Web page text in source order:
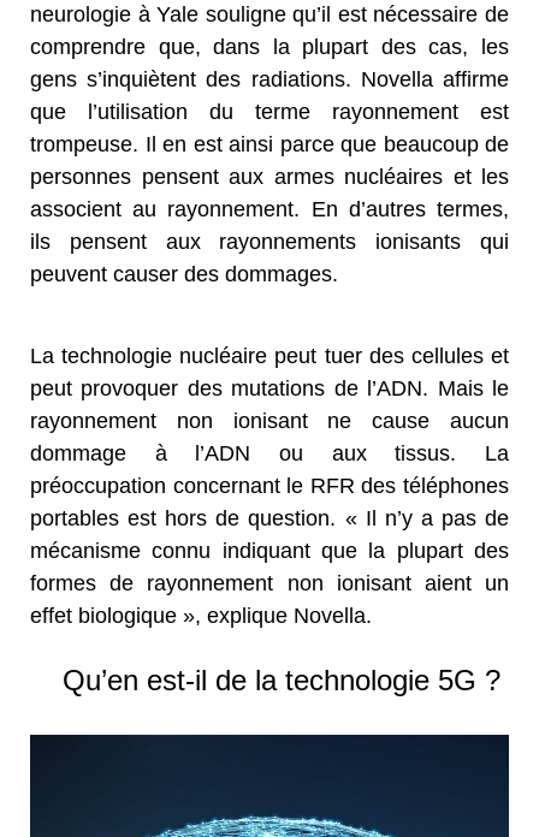
neurologie à Yale souligne qu’il est nécessaire de
comprendre que, dans la plupart des cas, les
gens s’inquiètent des radiations. Novella affirme
que l’utilisation du terme rayonnement est
trompeuse. Il en est ainsi parce que beaucoup de
personnes pensent aux armes nucléaires et les
associent au rayonnement. En d’autres termes,
ils pensent aux rayonnements ionisants qui
peuvent causer des dommages.
La technologie nucléaire peut tuer des cellules et
peut provoquer des mutations de l’ADN. Mais le
rayonnement non ionisant ne cause aucun
dommage à l’ADN ou aux tissus. La
préoccupation concernant le RFR des téléphones
portables est hors de question. « Il n’y a pas de
mécanisme connu indiquant que la plupart des
formes de rayonnement non ionisant aient un
effet biologique », explique Novella.
Qu’en est-il de la technologie 5G ?